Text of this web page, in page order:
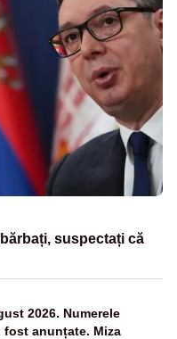
suspectați că
2026. Numerele
fost anunțate. Miza